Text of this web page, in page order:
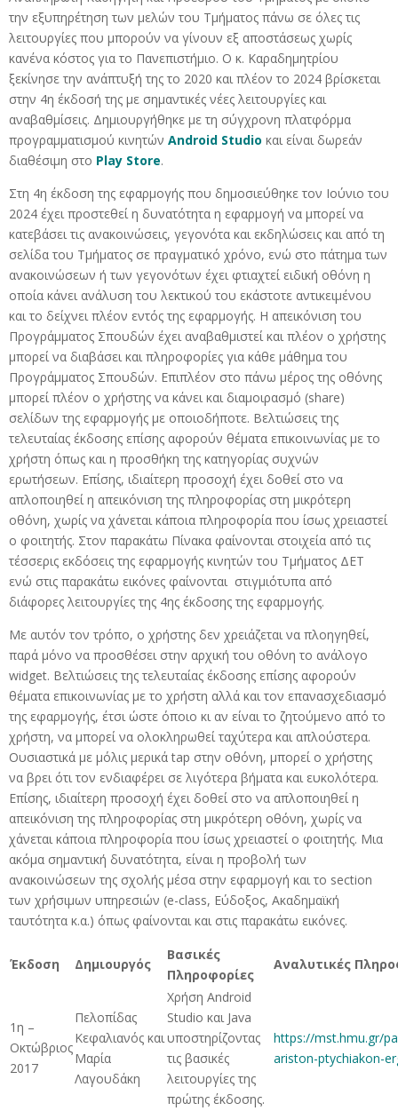
την εξυπηρέτηση των μελών του Τμήματος πάνω σε όλες τις
λειτουργίες που μπορούν να γίνουν εξ αποστάσεως χωρίς
κανένα κόστος για το Πανεπιστήμιο. Ο κ. Καραδημητρίου
ξεκίνησε την ανάπτυξή της το 2020 και πλέον το 2024 βρίσκεται
στην 4η έκδοσή της με σημαντικές νέες λειτουργίες και
αναβαθμίσεις. Δημιουργήθηκε με τη σύγχρονη πλατφόρμα
προγραμματισμού κινητών Android Studio και είναι δωρεάν
διαθέσιμη στο Play Store.
Στη 4η έκδοση της εφαρμογής που δημοσιεύθηκε τον Ιούνιο του
2024 έχει προστεθεί η δυνατότητα η εφαρμογή να μπορεί να
κατεβάσει τις ανακοινώσεις, γεγονότα και εκδηλώσεις και από τη
σελίδα του Τμήματος σε πραγματικό χρόνο, ενώ στο πάτημα των
ανακοινώσεων ή των γεγονότων έχει φτιαχτεί ειδική οθόνη η
οποία κάνει ανάλυση του λεκτικού του εκάστοτε αντικειμένου
και το δείχνει πλέον εντός της εφαρμογής. Η απεικόνιση του
Προγράμματος Σπουδών έχει αναβαθμιστεί και πλέον ο χρήστης
μπορεί να διαβάσει και πληροφορίες για κάθε μάθημα του
Προγράμματος Σπουδών. Επιπλέον στο πάνω μέρος της οθόνης
μπορεί πλέον ο χρήστης να κάνει και διαμοιρασμό (share)
σελίδων της εφαρμογής με οποιοδήποτε. Βελτιώσεις της
τελευταίας έκδοσης επίσης αφορούν θέματα επικοινωνίας με το
χρήστη όπως και η προσθήκη της κατηγορίας συχνών
ερωτήσεων. Επίσης, ιδιαίτερη προσοχή έχει δοθεί στο να
απλοποιηθεί η απεικόνιση της πληροφορίας στη μικρότερη
οθόνη, χωρίς να χάνεται κάποια πληροφορία που ίσως χρειαστεί
ο φοιτητής. Στον παρακάτω Πίνακα φαίνονται στοιχεία από τις
τέσσερις εκδόσεις της εφαρμογής κινητών του Τμήματος ΔΕΤ
ενώ στις παρακάτω εικόνες φαίνονται στιγμιότυπα από
διάφορες λειτουργίες της 4ης έκδοσης της εφαρμογής.
Με αυτόν τον τρόπο, ο χρήστης δεν χρειάζεται να πλοηγηθεί,
παρά μόνο να προσθέσει στην αρχική του οθόνη το ανάλογο
widget. Βελτιώσεις της τελευταίας έκδοσης επίσης αφορούν
θέματα επικοινωνίας με το χρήστη αλλά και τον επανασχεδιασμό
της εφαρμογής, έτσι ώστε όποιο κι αν είναι το ζητούμενο από το
χρήστη, να μπορεί να ολοκληρωθεί ταχύτερα και απλούστερα.
Ουσιαστικά με μόλις μερικά tap στην οθόνη, μπορεί ο χρήστης
να βρει ότι τον ενδιαφέρει σε λιγότερα βήματα και ευκολότερα.
Επίσης, ιδιαίτερη προσοχή έχει δοθεί στο να απλοποιηθεί η
απεικόνιση της πληροφορίας στη μικρότερη οθόνη, χωρίς να
χάνεται κάποια πληροφορία που ίσως χρειαστεί ο φοιτητής. Μια
ακόμα σημαντική δυνατότητα, είναι η προβολή των
ανακοινώσεων της σχολής μέσα στην εφαρμογή και το section
των χρήσιμων υπηρεσιών (e-class, Εύδοξος, Ακαδημαϊκή
ταυτότητα κ.α.) όπως φαίνονται και στις παρακάτω εικόνες.
Έκδοση Δημιουργός
Βασικές
Πληροφορίες
Αναλυτικές
1η –
Οκτώβριος
2017
Πελοπίδας
Κεφαλιανός και
Μαρία
Λαγουδάκη
Χρήση Android
Studio και Java
υποστηρίζοντας
τις βασικές
λειτουργίες της
πρώτης έκδοσης.
https://mst.hmu.gr/
ariston-ptychiakon-